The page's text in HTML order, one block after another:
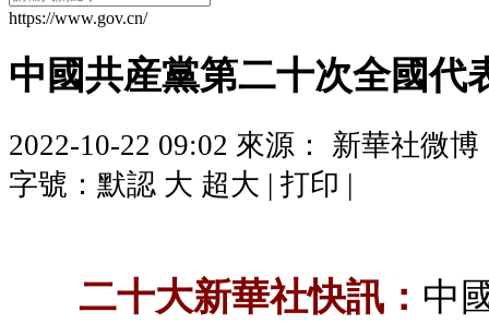
https://www.gov.cn/
中國共産黨第二十次全國代
2022-10-22 09:02 來源： 新華社微博
字號： 默認 大 超大 | 打印 |
二十大新華社快訊： 中